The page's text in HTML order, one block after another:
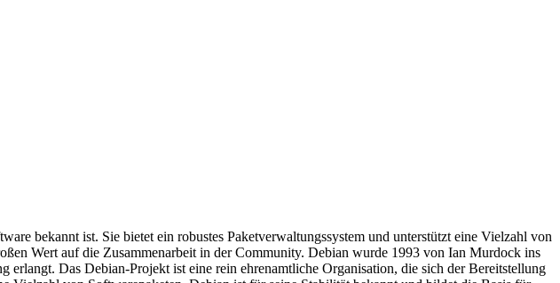
bekannt ist. Sie bietet ein robustes Paketverwaltungssystem und unterstützt eine Vielzahl von
Wert auf die Zusammenarbeit in der Community. Debian wurde 1993 von Ian Murdock ins
Das Debian-Projekt ist eine rein ehrenamtliche Organisation, die sich der Bereitstellung